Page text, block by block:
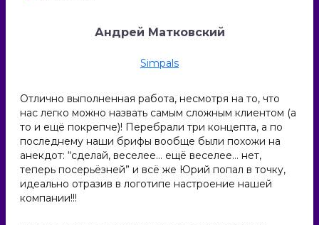
Андрей Матковский
Simpals
Отлично выполненная работа, несмотря на то, что
нас легко можно назвать самым сложным клиентом (а
то и ещё покрепче)! Перебрали три концепта, а по
последнему наши брифы вообще были похожи на
анекдот: “сделай, веселее… ещё веселее… нет,
теперь посерьёзней” и всё же Юрий попал в точку,
идеально отразив в логотипе настроение нашей
компании!!!